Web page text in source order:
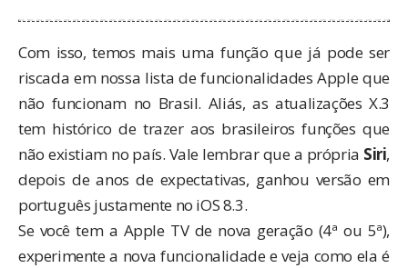
Com isso, temos mais uma função que já pode ser
riscada em nossa lista de funcionalidades Apple que
não funcionam no Brasil. Aliás, as atualizações X.3
tem histórico de trazer aos brasileiros funções que
não existiam no país. Vale lembrar que a própria Siri,
depois de anos de expectativas, ganhou versão em
português justamente no iOS 8.3.
Se você tem a Apple TV de nova geração (4ª ou 5ª),
experimente a nova funcionalidade e veja como ela é